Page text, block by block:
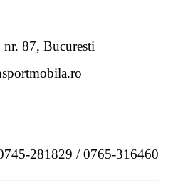
87, Bucuresti
281829 / 0765-316460